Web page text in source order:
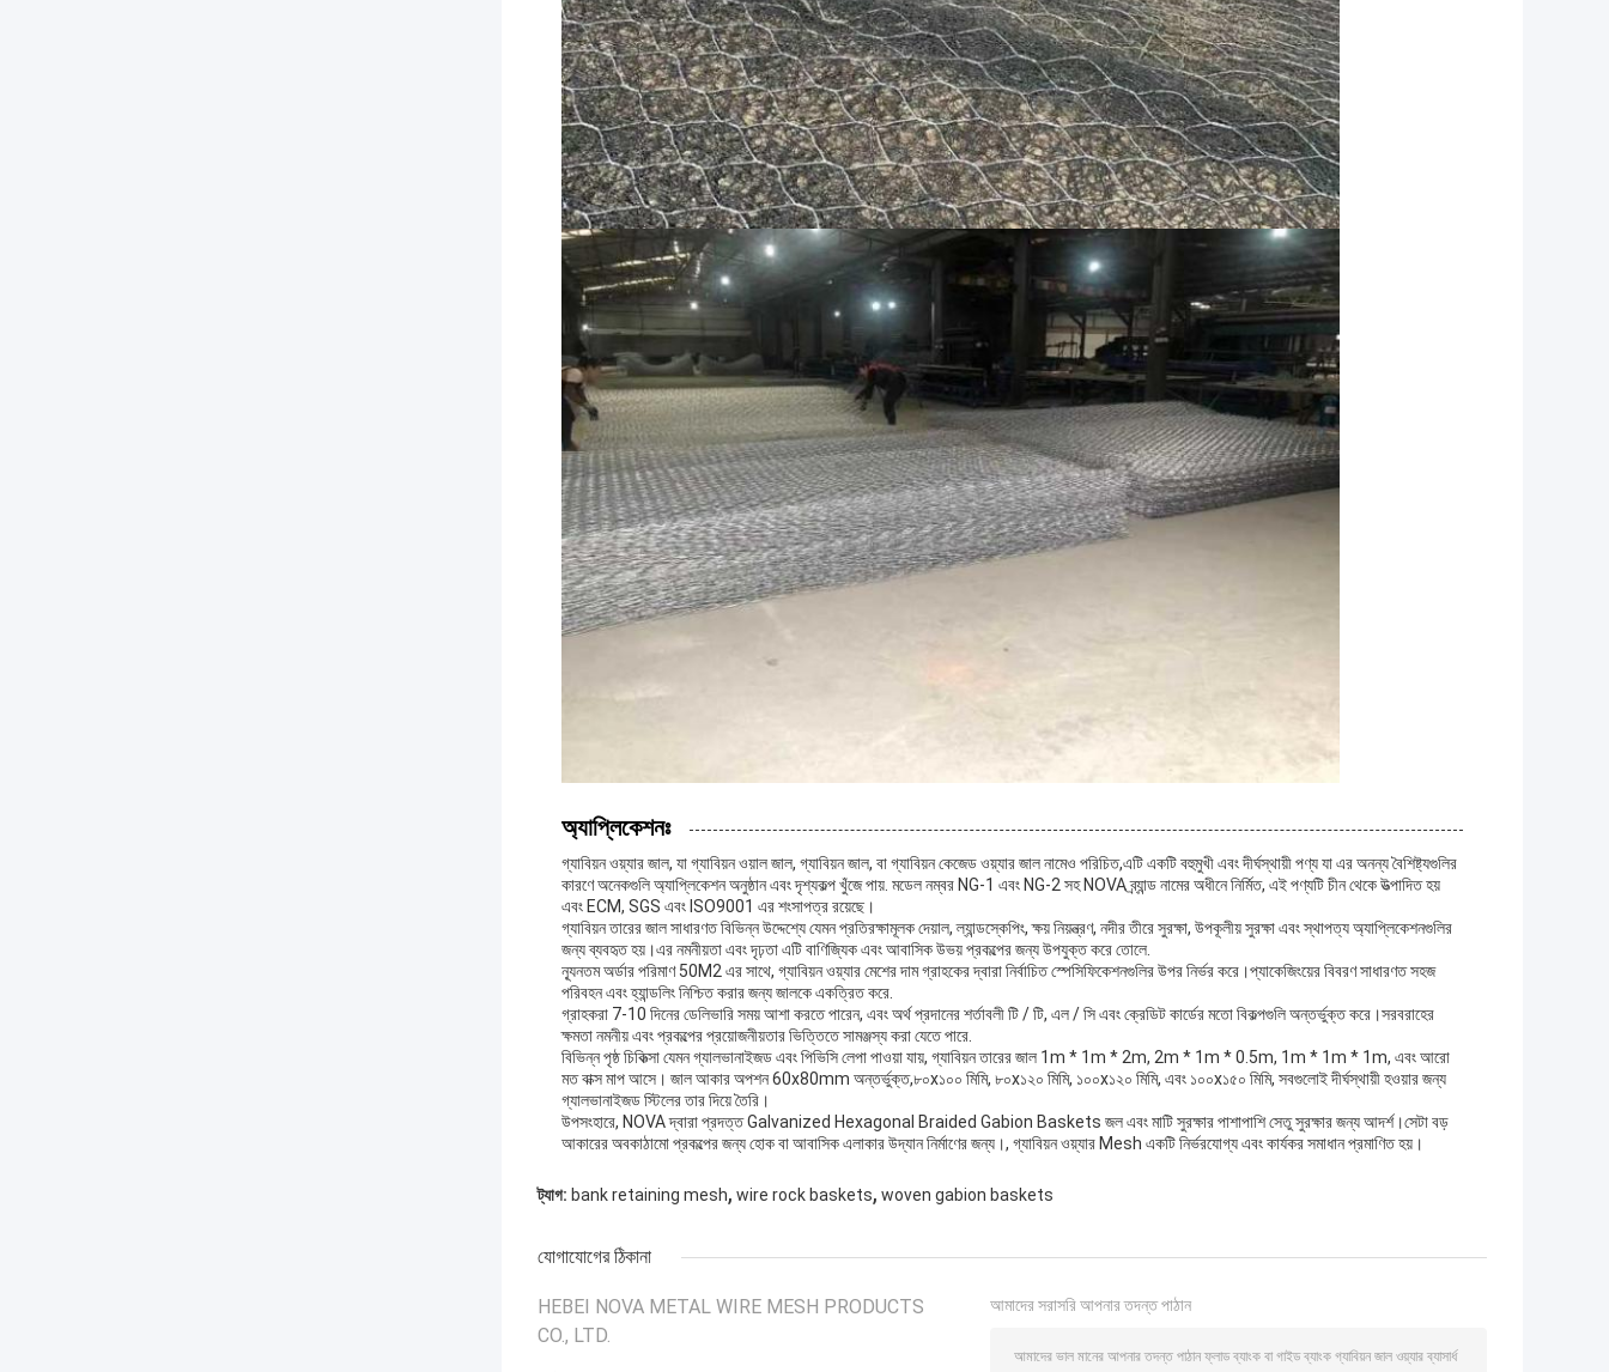
অ্যাপ্লিকেশনঃ
গ্যাবিয়ন ওয়্যার জাল, যা গ্যাবিয়ন ওয়াল জাল, গ্যাবিয়ন জাল, বা গ্যাবিয়ন কেজেড ওয়্যার জাল নামেও পরিচিত,এটি একটি বহুমুখী এবং দীর্ঘস্থায়ী পণ্য যা এর অনন্য বৈশিষ্ট্যগুলির
কারণে অনেকগুলি অ্যাপ্লিকেশন অনুষ্ঠান এবং দৃশ্যকল্প খুঁজে পায়. মডেল নম্বর NG-1 এবং NG-2 সহ NOVA ব্র্যান্ড নামের অধীনে নির্মিত, এই পণ্যটি চীন থেকে উত্পাদিত হয়
এবং ECM, SGS এবং ISO9001 এর শংসাপত্র রয়েছে।
গ্যাবিয়ন তারের জাল সাধারণত বিভিন্ন উদ্দেশ্যে যেমন প্রতিরক্ষামূলক দেয়াল, ল্যান্ডস্কেপিং, ক্ষয় নিয়ন্ত্রণ, নদীর তীরে সুরক্ষা, উপকূলীয় সুরক্ষা এবং স্থাপত্য অ্যাপ্লিকেশনগুলির
জন্য ব্যবহৃত হয়।এর নমনীয়তা এবং দৃঢ়তা এটি বাণিজ্যিক এবং আবাসিক উভয় প্রকল্পের জন্য উপযুক্ত করে তোলে.
ন্যূনতম অর্ডার পরিমাণ 50M2 এর সাথে, গ্যাবিয়ন ওয়্যার মেশের দাম গ্রাহকের দ্বারা নির্বাচিত স্পেসিফিকেশনগুলির উপর নির্ভর করে।প্যাকেজিংয়ের বিবরণ সাধারণত সহজ
পরিবহন এবং হ্যান্ডলিং নিশ্চিত করার জন্য জালকে একত্রিত করে.
গ্রাহকরা 7-10 দিনের ডেলিভারি সময় আশা করতে পারেন, এবং অর্থ প্রদানের শর্তাবলী টি / টি, এল / সি এবং ক্রেডিট কার্ডের মতো বিকল্পগুলি অন্তর্ভুক্ত করে।সরবরাহের
ক্ষমতা নমনীয় এবং প্রকল্পের প্রয়োজনীয়তার ভিত্তিতে সামঞ্জস্য করা যেতে পারে.
বিভিন্ন পৃষ্ঠ চিকিত্সা যেমন গ্যালভানাইজড এবং পিভিসি লেপা পাওয়া যায়, গ্যাবিয়ন তারের জাল 1m * 1m * 2m, 2m * 1m * 0.5m, 1m * 1m * 1m, এবং আরো
মত বাক্স মাপ আসে। জাল আকার অপশন 60x80mm অন্তর্ভুক্ত,৮০x১০০ মিমি, ৮০x১২০ মিমি, ১০০x১২০ মিমি, এবং ১০০x১৫০ মিমি, সবগুলোই দীর্ঘস্থায়ী হওয়ার জন্য
গ্যালভানাইজড স্টিলের তার দিয়ে তৈরি।
উপসংহারে, NOVA দ্বারা প্রদত্ত Galvanized Hexagonal Braided Gabion Baskets জল এবং মাটি সুরক্ষার পাশাপাশি সেতু সুরক্ষার জন্য আদর্শ।সেটা বড়
আকারের অবকাঠামো প্রকল্পের জন্য হোক বা আবাসিক এলাকার উদ্যান নির্মাণের জন্য।, গ্যাবিয়ন ওয়্যার Mesh একটি নির্ভরযোগ্য এবং কার্যকর সমাধান প্রমাণিত হয়।
ট্যাগ: bank retaining mesh, wire rock baskets, woven gabion baskets
যোগাযোগের ঠিকানা
HEBEI NOVA METAL WIRE MESH PRODUCTS
CO., LTD.
আমাদের সরাসরি আপনার তদন্ত পাঠান